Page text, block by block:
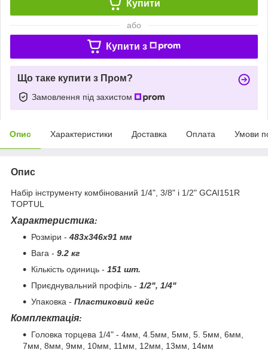
Купити
або
Купити з
Що таке купити з Пром?
Замовлення під захистом
Опис Характеристики Доставка Оплата Умови
Опис
Набір інструменту комбінований 1/4", 3/8" і 1/2" GCAI151R
TOPTUL
Характеристика:
Розміри - 483x346x91 мм
Вага - 9.2 кг
Кількість одиниць - 151 шт.
Приєднувальний профіль - 1/2", 1/4"
Упаковка - Пластиковий кейс
Комплектація:
Головка торцева 1/4" - 4мм, 4.5мм, 5мм, 5. 5мм, 6мм,
7мм, 8мм, 9мм, 10мм, 11мм, 12мм, 13мм, 14мм